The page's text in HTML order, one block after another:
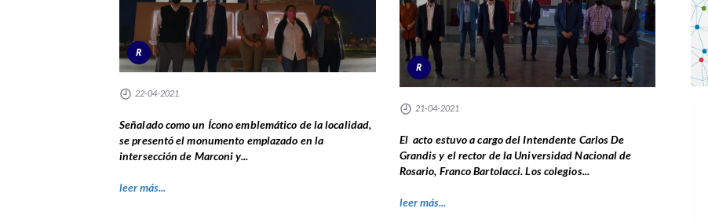
R
22-04-2021
Señalado como un Ícono emblemático de la localidad,
se presentó el monumento emplazado en la
intersección de Marconi y...
leer más...
R
21-04-2021
El acto estuvo a cargo del Intendente Carlos De
Grandis y el rector de la Universidad Nacional de
Rosario, Franco Bartolacci. Los colegios...
leer más...